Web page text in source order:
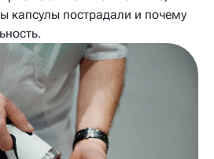
капсулы пострадали и почему